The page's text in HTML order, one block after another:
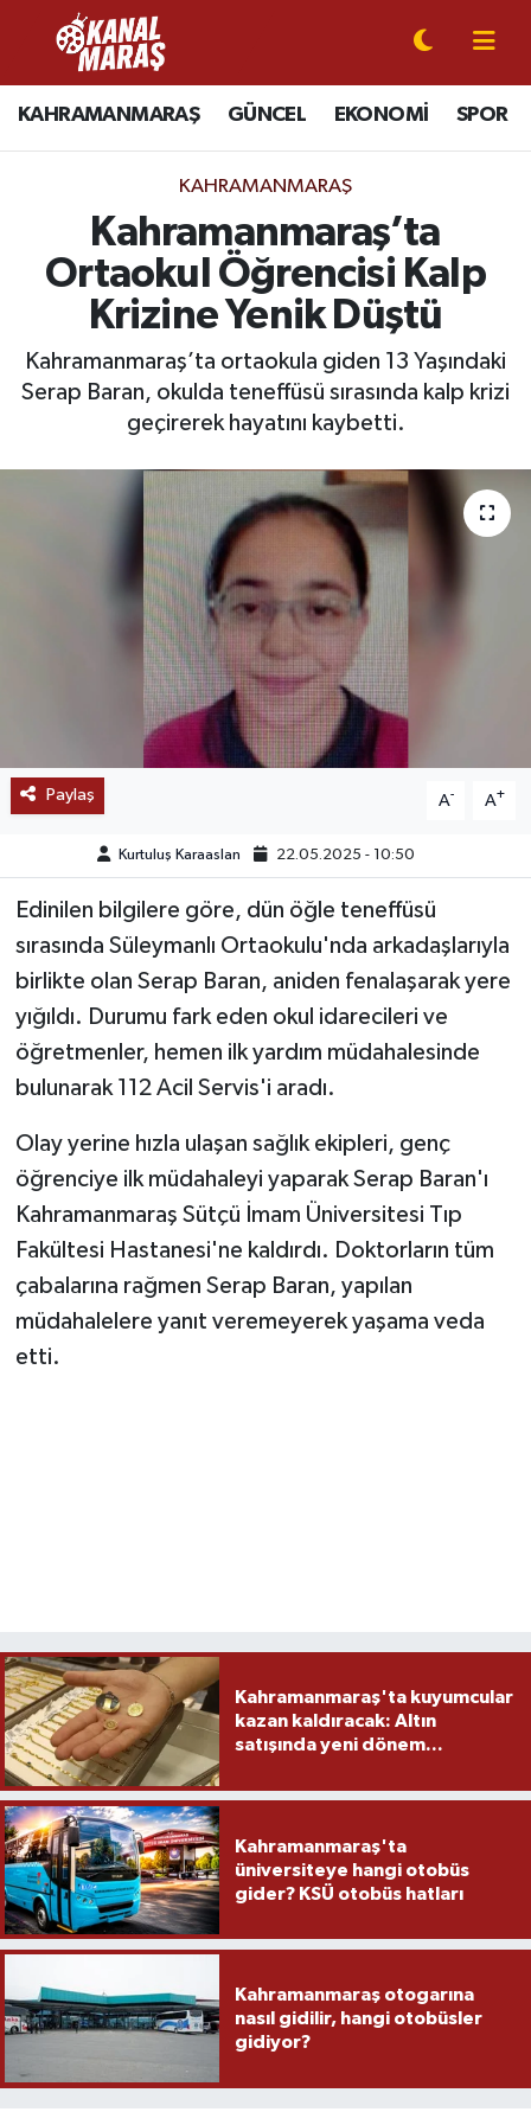
KAHRAMANMARAŞ GÜNCEL EKONOMİ SPOR
KAHRAMANMARAŞ
Kahramanmaraş’ta
Ortaokul Öğrencisi Kalp
Krizine Yenik Düştü
Kahramanmaraş’ta ortaokula giden 13 Yaşındaki
Serap Baran, okulda teneffüsü sırasında kalp krizi
geçirerek hayatını kaybetti.
Paylaş A- A+
Kurtuluş Karaaslan 22.05.2025 - 10:50
Edinilen bilgilere göre, dün öğle teneffüsü
sırasında Süleymanlı Ortaokulu'nda arkadaşlarıyla
birlikte olan Serap Baran, aniden fenalaşarak yere
yığıldı. Durumu fark eden okul idarecileri ve
öğretmenler, hemen ilk yardım müdahalesinde
bulunarak 112 Acil Servis'i aradı.
Olay yerine hızla ulaşan sağlık ekipleri, genç
öğrenciye ilk müdahaleyi yaparak Serap Baran'ı
Kahramanmaraş Sütçü İmam Üniversitesi Tıp
Fakültesi Hastanesi'ne kaldırdı. Doktorların tüm
çabalarına rağmen Serap Baran, yapılan
müdahalelere yanıt veremeyerek yaşama veda
etti.
Kahramanmaraş'ta kuyumcular
kazan kaldıracak: Altın
satışında yeni dönem...
Kahramanmaraş'ta
üniversiteye hangi otobüs
gider? KSÜ otobüs hatları
Kahramanmaraş otogarına
nasıl gidilir, hangi otobüsler
gidiyor?
CANLI YAYIN
KAHRAMANMARAŞ
SPOR
SİYASET
EKONOMİ
MAGAZİN
POPÜLER
DÜNYA
TREND
OTOMOTİV
YAŞAM
KÜLTÜR SANAT
Kahramanmaraş Nöbetçi Eczaneler
Kahramanmaraş Hava Durumu
Kahramanmaraş Trafik Yoğunluk Haritası
Süper Lig Puan Durumu ve Fikstür
Tüm Manşetler
Haber Arşivi